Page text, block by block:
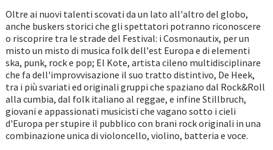
Oltre ai nuovi talenti scovati da un lato all'altro del globo,
anche buskers storici che gli spettatori potranno riconoscere
o riscoprire tra le strade del Festival: i Cosmonautix, per un
misto un misto di musica folk dell'est Europa e di elementi
ska, punk, rock e pop; El Kote, artista cileno multidisciplinare
che fa dell'improvvisazione il suo tratto distintivo, De Heek,
tra i più svariati ed originali gruppi che spaziano dal Rock&Roll
alla cumbia, dal folk italiano al reggae, e infine Stillbruch,
giovani e appassionati musicisti che vagano sotto i cieli
d'Europa per stupire il pubblico con brani rock originali in una
combinazione unica di violoncello, violino, batteria e voce.